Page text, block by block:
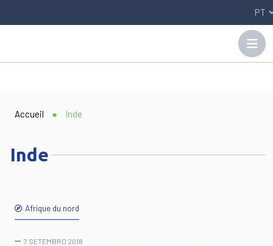
Accueil ● Inde
Inde
Afrique du nord
7 SETEMBRO 2018